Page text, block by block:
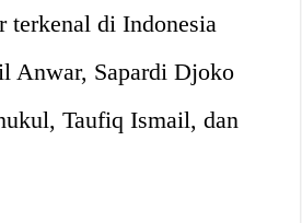
terkenal di Indonesia
Anwar, Sapardi Djoko
Taufiq Ismail, dan